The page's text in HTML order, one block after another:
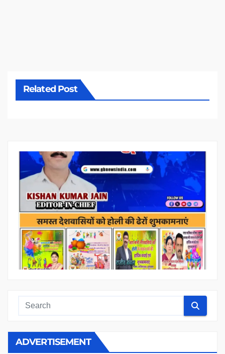
Related Post
ADVERTISEMENT